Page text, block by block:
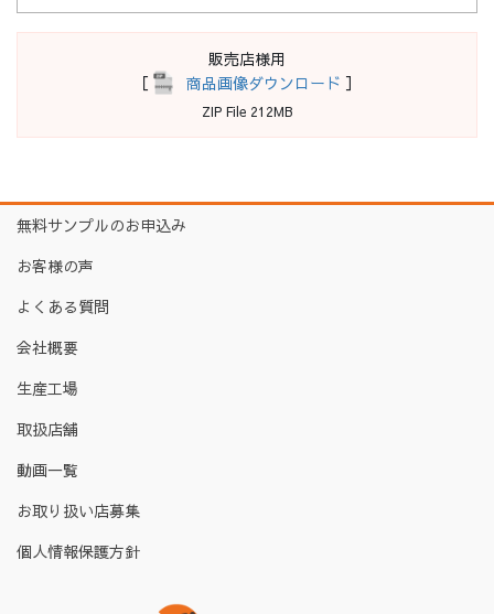
販売店様用
［
商品画像ダウンロード ］
ZIP File 212MB
無料サンプルのお申込み
お客様の声
よくある質問
会社概要
生産工場
取扱店舗
動画一覧
お取り扱い店募集
個人情報保護方針